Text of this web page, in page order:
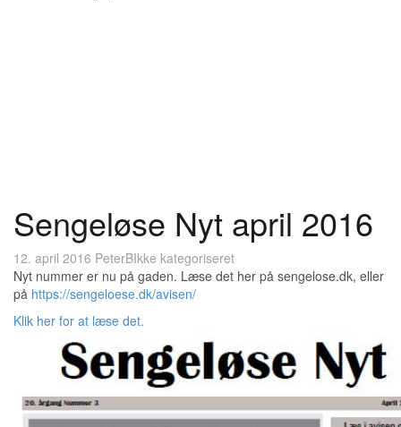
Sengeløse Nyt april 2016
12. april 2016 PeterBIkke kategoriseret
Nyt nummer er nu på gaden. Læse det her på sengelose.dk, eller
på https://sengeloese.dk/avisen/
Klik her for at læse det.